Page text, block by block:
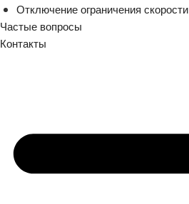
Отключение ограничения скорости
Частые вопросы
Контакты